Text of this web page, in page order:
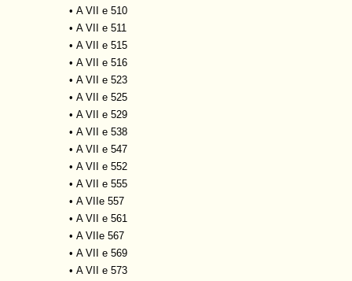
• A VII e 510
• A VII e 511
• A VII e 515
• A VII e 516
• A VII e 523
• A VII e 525
• A VII e 529
• A VII e 538
• A VII e 547
• A VII e 552
• A VII e 555
• A VIIe 557
• A VII e 561
• A VIIe 567
• A VII e 569
• A VII e 573